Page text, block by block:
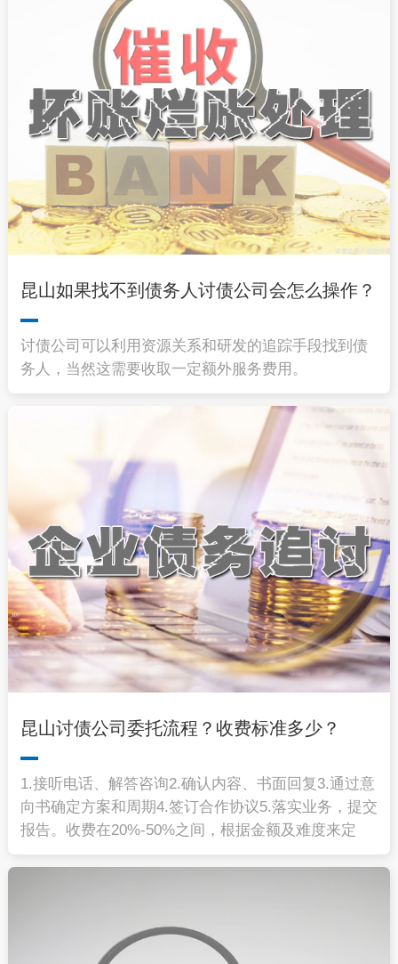
昆山如果找不到债务人讨债公司会怎么操作？
讨债公司可以利用资源关系和研发的追踪手段找到债
务人，当然这需要收取一定额外服务费用。
昆山讨债公司委托流程？收费标准多少？
1.接听电话、解答咨询2.确认内容、书面回复3.通过意
向书确定方案和周期4.签订合作协议5.落实业务，提交
报告。收费在20%-50%之间，根据金额及难度来定